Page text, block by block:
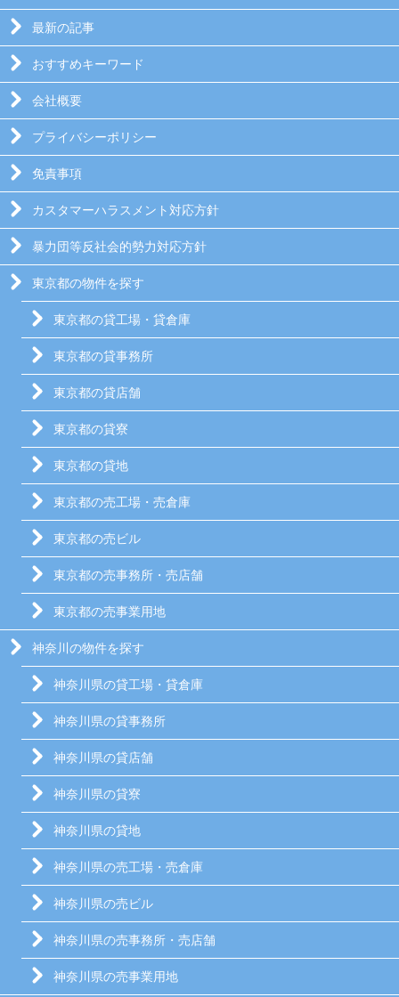
最新の記事
おすすめキーワード
会社概要
プライバシーポリシー
免責事項
カスタマーハラスメント対応方針
暴力団等反社会的勢力対応方針
東京都の物件を探す
東京都の貸工場・貸倉庫
東京都の貸事務所
東京都の貸店舗
東京都の貸寮
東京都の貸地
東京都の売工場・売倉庫
東京都の売ビル
東京都の売事務所・売店舗
東京都の売事業用地
神奈川の物件を探す
神奈川県の貸工場・貸倉庫
神奈川県の貸事務所
神奈川県の貸店舗
神奈川県の貸寮
神奈川県の貸地
神奈川県の売工場・売倉庫
神奈川県の売ビル
神奈川県の売事務所・売店舗
神奈川県の売事業用地